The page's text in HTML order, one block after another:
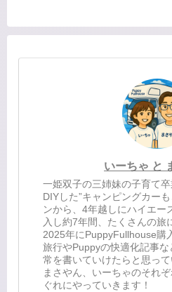
いーちゃ と
一姫双子の三姉妹の子育て
DIYした”キャンピングカー
ンから、4年越しにハイエー
入し約7年間、たくさんの旅
2025年にPuppyFullhouse購
旅行やPuppyの快適化記事
常を書いていけたらと思って
まさやん、いーちゃのそれ
ぐれにやっていきます！